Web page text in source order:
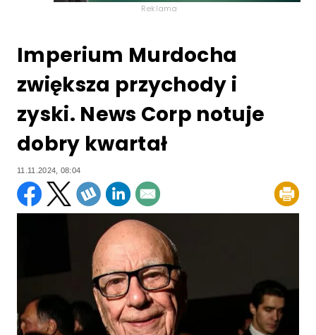
Reklama
Imperium Murdocha
zwiększa przychody i
zyski. News Corp notuje
dobry kwartał
11.11.2024, 08:04